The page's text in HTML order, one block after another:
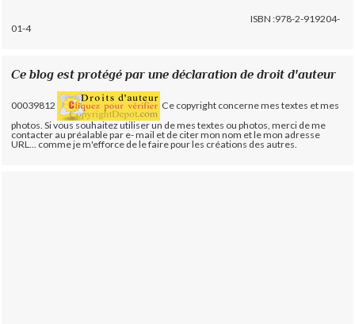
ISBN :978-2-919204-
01-4
Ce blog est protégé par une déclaration de droit d'auteur
00039812
Ce copyright concerne mes textes et mes
photos. Si vous souhaitez utiliser un de mes textes ou photos, merci de me
contacter au préalable par e- mail et de citer mon nom et le mon adresse
URL... comme je m'efforce de le faire pour les créations des autres.